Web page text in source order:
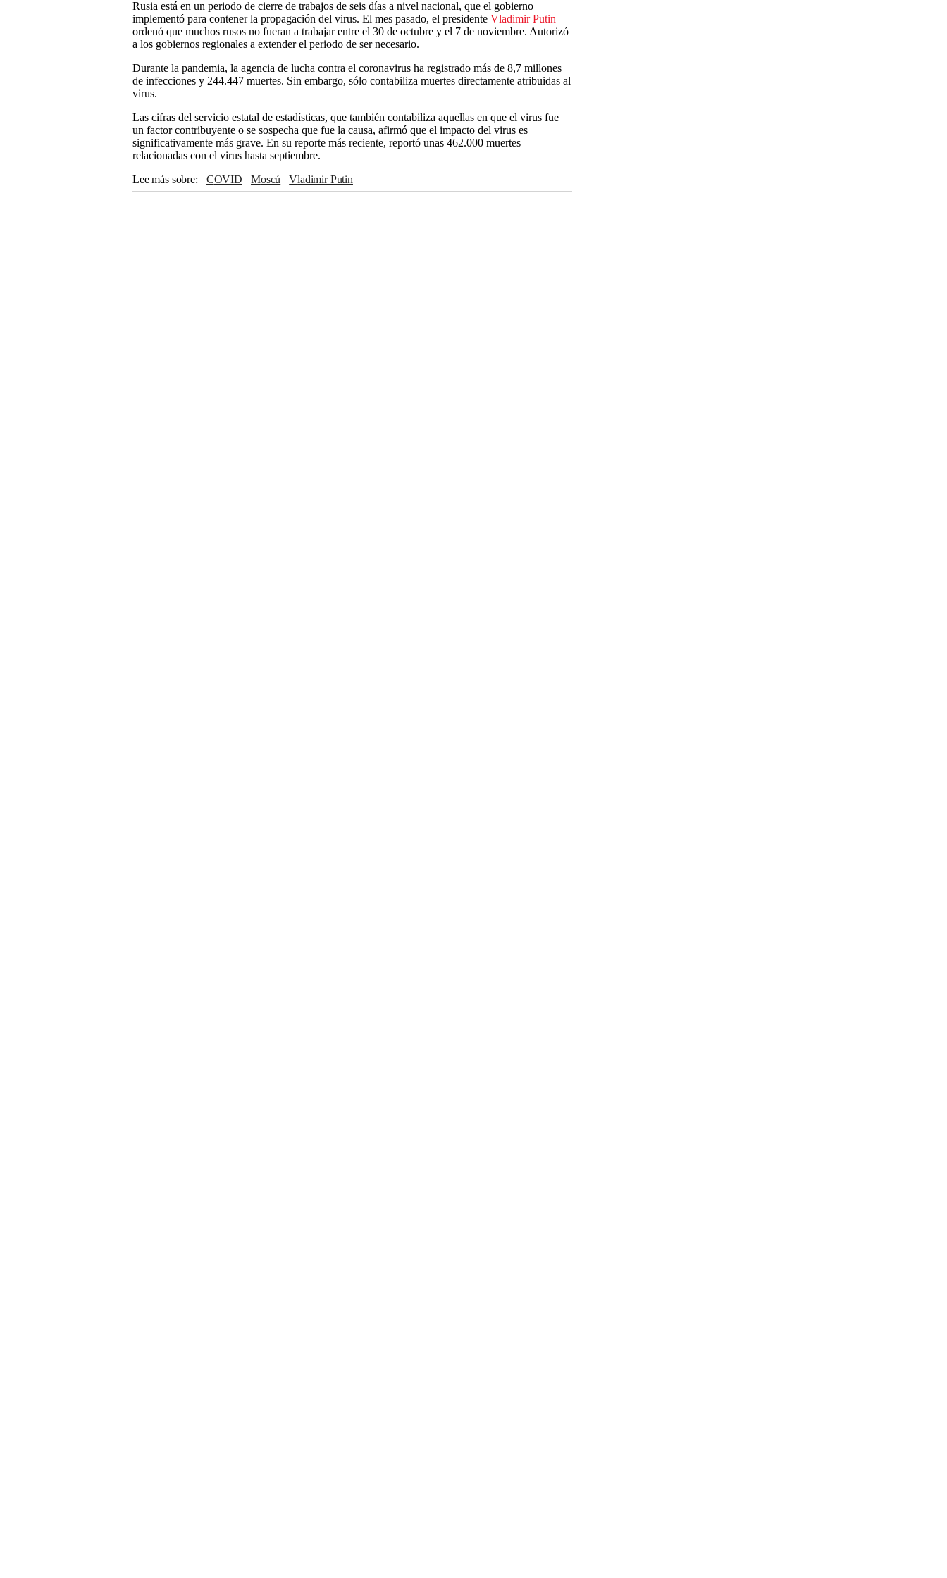
Rusia está en un periodo de cierre de trabajos de seis días a nivel nacional, que el gobierno
implementó para contener la propagación del virus. El mes pasado, el presidente Vladimir Putin
ordenó que muchos rusos no fueran a trabajar entre el 30 de octubre y el 7 de noviembre. Autorizó
a los gobiernos regionales a extender el periodo de ser necesario.
Durante la pandemia, la agencia de lucha contra el coronavirus ha registrado más de 8,7 millones
de infecciones y 244.447 muertes. Sin embargo, sólo contabiliza muertes directamente atribuidas al
virus.
Las cifras del servicio estatal de estadísticas, que también contabiliza aquellas en que el virus fue
un factor contribuyente o se sospecha que fue la causa, afirmó que el impacto del virus es
significativamente más grave. En su reporte más reciente, reportó unas 462.000 muertes
relacionadas con el virus hasta septiembre.
Lee más sobre
COVID Moscú Vladimir Putin